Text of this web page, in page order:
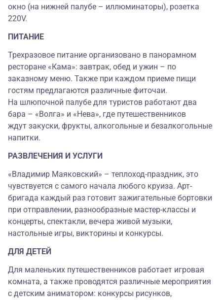
окно (на нижней палубе – иллюминаторы), розетка
220V.
ПИТАНИЕ
Трехразовое питание организовано в панорамном
ресторане «Кама»: завтрак, обед и ужин – по
заказному меню. Также при каждом приеме пищи
гостям предлагаются различные фиточаи.
На шлюпочной палубе для туристов работают два
бара – «Волга» и «Нева», где путешественников
ждут закуски, фрукты, алкогольные и безалкогольные
напитки.
РАЗВЛЕЧЕНИЯ И УСЛУГИ
«Владимир Маяковский» – теплоход-праздник, это
чувствуется с самого начала любого круиза. Арт-
бригада каждый раз готовит зажигательные бортовки
при отправлении, разнообразные мастер-классы и
концерты, спектакли, вечера живой музыки,
настольные игры, викторины и конкурсы.
ДЛЯ ДЕТЕЙ
Для маленьких путешественников работает игровая
комната, а также проводятся различные мероприятия
с детским аниматором: конкурсы рисунков,